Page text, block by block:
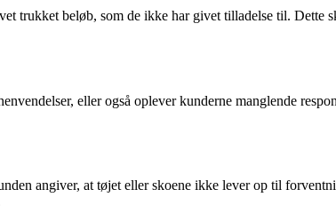
trukket beløb, som de ikke har givet tilladelse til. Dette
eller også oplever kunderne manglende
angiver, at tøjet eller skoene ikke lever op til